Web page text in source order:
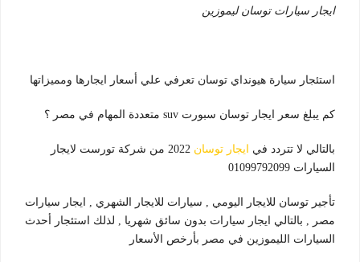
ايجار سيارات توسان ليموزين
استئجار سيارة هيونداي توسان تعرفي علي أسعار ايجارها ومميزاتها
كم يبلغ سعر ايجار توسان سبورت suv متعددة المهام في مصر ؟
بالتالي لا تتردد في ايجار توسان
2022 من شركة تورست لايجار
السيارات 01099792099
تأجير توسان للايجار اليومي , سيارات للايجار الشهري , ايجار سيارات
مصر , بالتالي ايجار سيارات بدون سائق شهريا , لذلك استئجار أحدث
السيارات الليموزين في مصر بأرخص الأسعار